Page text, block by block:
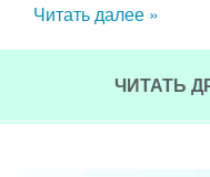
Читать далее »
ЧИТАТЬ